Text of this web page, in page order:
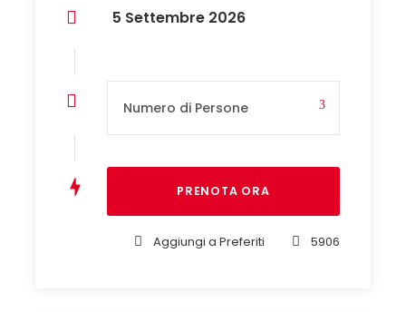
5 Settembre 2026
Aggiungi a Preferiti 5906